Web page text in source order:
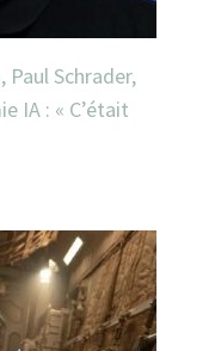
Paul Schrader,
IA : « C’était